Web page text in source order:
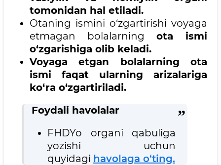
tomonidan hal etiladi.
Otaning ismini o‘zgartirishi voyaga
etmagan bolalarning ota ismi
o‘zgarishiga olib keladi.
Voyaga etgan bolalarning ota
ismi faqat ularning arizalariga
ko‘ra o‘zgartiriladi.
Foydali havolalar
FHDYo organi qabuliga
yozishi uchun
quyidagi havolaga o‘ting.